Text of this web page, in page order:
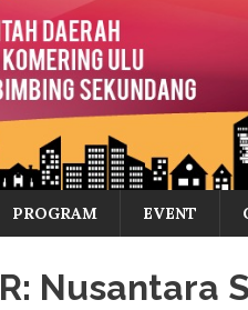
PROGRAM EVENT
Nusantara